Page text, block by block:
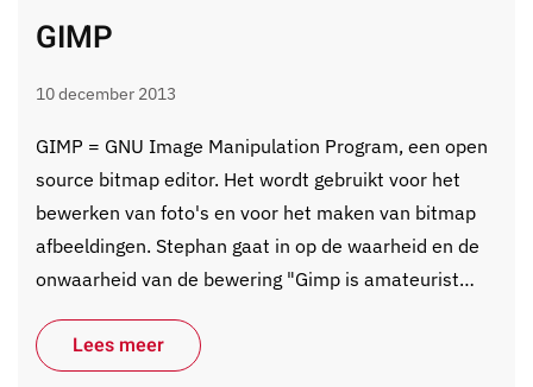
GIMP
10 december 2013
GIMP = GNU Image Manipulation Program, een open
source bitmap editor. Het wordt gebruikt voor het
bewerken van foto's en voor het maken van bitmap
afbeeldingen. Stephan gaat in op de waarheid en de
onwaarheid van de bewering "Gimp is amateurist…
Lees meer